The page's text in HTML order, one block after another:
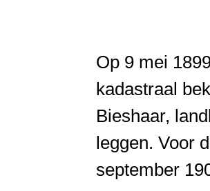
Op 9 mei
kadastraal
Bieshaar,
leggen. Voor
september